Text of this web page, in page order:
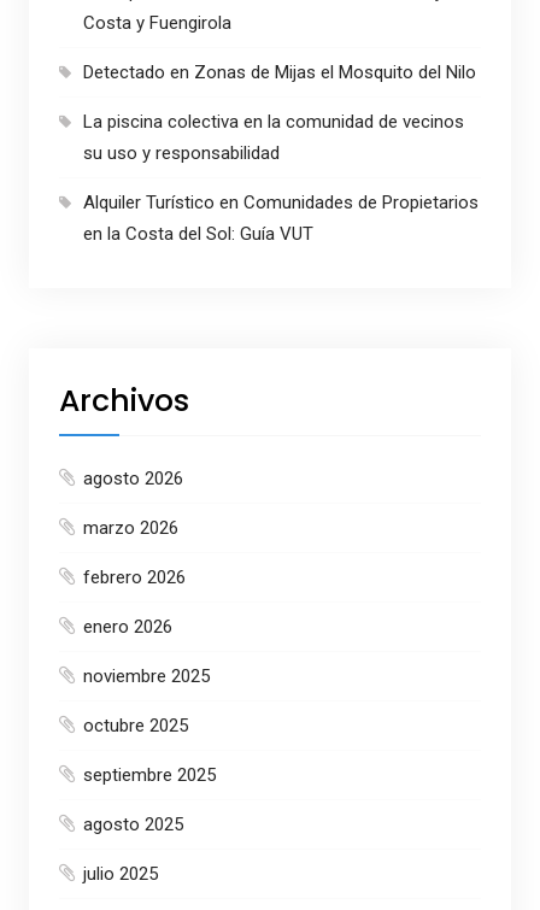
Costa y Fuengirola
Detectado en Zonas de Mijas el Mosquito del Nilo
La piscina colectiva en la comunidad de vecinos
su uso y responsabilidad
Alquiler Turístico en Comunidades de Propietarios
en la Costa del Sol: Guía VUT
Archivos
agosto 2026
marzo 2026
febrero 2026
enero 2026
noviembre 2025
octubre 2025
septiembre 2025
agosto 2025
julio 2025